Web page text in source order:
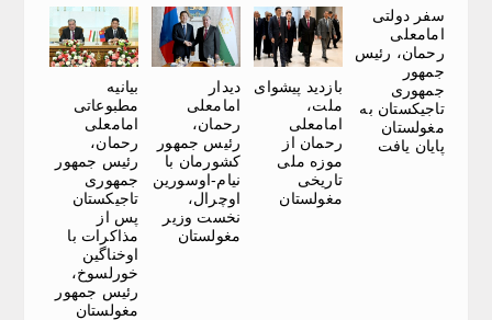
سفر دولتی
امامعلی
رحمان، رئیس
جمهور
جمهوری
تاجیکستان به
مغولستان
پایان یافت
بازدید پیشوای
ملت،
امامعلی
رحمان از
موزه ملی
تاریخی
مغولستان
دیدار
امامعلی
رحمان،
رئیس جمهور
کشورمان با
نیام-اوسورین
اوچرال،
نخست وزیر
مغولستان
بیانیه
مطبوعاتی
امامعلی
رحمان،
رئیس جمهور
جمهوری
تاجیکستان
پس از
مذاکرات با
اوخناگین
خورلسوخ،
رئیس جمهور
مغولستان